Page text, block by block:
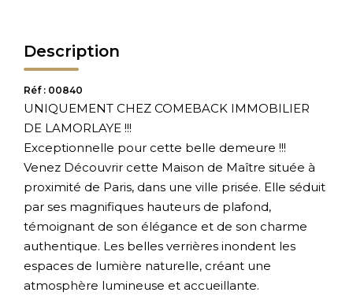
Description
Réf : 00840
UNIQUEMENT CHEZ COMEBACK IMMOBILIER
DE LAMORLAYE !!!
Exceptionnelle pour cette belle demeure !!!
Venez Découvrir cette Maison de Maître située à
proximité de Paris, dans une ville prisée. Elle séduit
par ses magnifiques hauteurs de plafond,
témoignant de son élégance et de son charme
authentique. Les belles verrières inondent les
espaces de lumière naturelle, créant une
atmosphère lumineuse et accueillante.